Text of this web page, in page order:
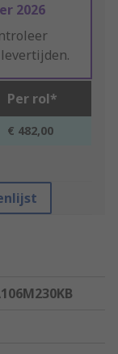
2026
Per rol*
€ 482,00